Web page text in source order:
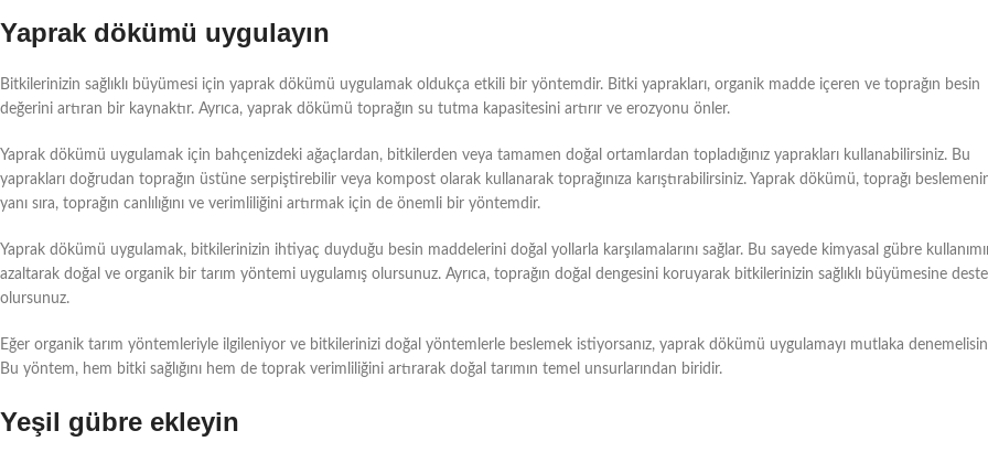
Yaprak dökümü uygulayın
Bitkilerinizin sağlıklı büyümesi için yaprak dökümü uygulamak oldukça etkili bir yöntemdir. Bitki yaprakları, organik madde içeren ve toprağın besin
değerini artıran bir kaynaktır. Ayrıca, yaprak dökümü toprağın su tutma kapasitesini artırır ve erozyonu önler.
Yaprak dökümü uygulamak için bahçenizdeki ağaçlardan, bitkilerden veya tamamen doğal ortamlardan topladığınız yaprakları kullanabilirsiniz. Bu
yaprakları doğrudan toprağın üstüne serpiştirebilir veya kompost olarak kullanarak toprağınıza karıştırabilirsiniz. Yaprak dökümü, toprağı
yanı sıra, toprağın canlılığını ve verimliliğini artırmak için de önemli bir yöntemdir.
Yaprak dökümü uygulamak, bitkilerinizin ihtiyaç duyduğu besin maddelerini doğal yollarla karşılamalarını sağlar. Bu sayede kimyasal gübre
azaltarak doğal ve organik bir tarım yöntemi uygulamış olursunuz. Ayrıca, toprağın doğal dengesini koruyarak bitkilerinizin sağlıklı büyümesine
olursunuz.
Eğer organik tarım yöntemleriyle ilgileniyor ve bitkilerinizi doğal yöntemlerle beslemek istiyorsanız, yaprak dökümü uygulamayı mutlaka
Bu yöntem, hem bitki sağlığını hem de toprak verimliliğini artırarak doğal tarımın temel unsurlarından biridir.
Yeşil gübre ekleyin